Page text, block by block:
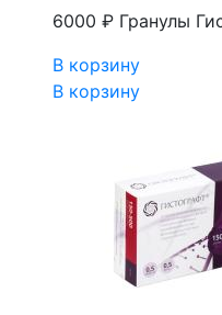
6000 ₽ Гранулы
В корзину
В корзину